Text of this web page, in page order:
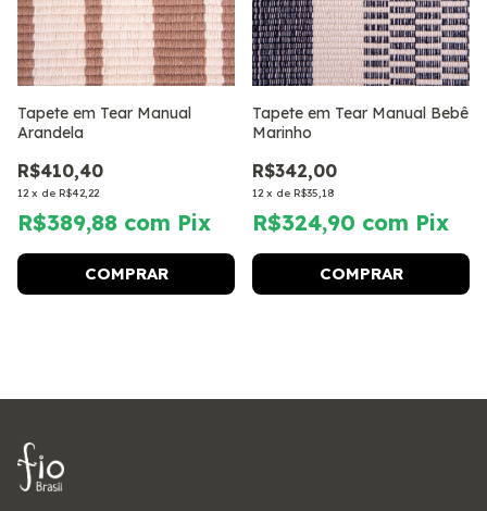
Tapete em Tear Manual
Arandela
R$410,40
12 x de R$42,22
R$389,88 com Pix
COMPRAR
Tapete em Tear Manual Bebê
Marinho
R$342,00
12 x de R$35,18
R$324,90 com Pix
COMPRAR